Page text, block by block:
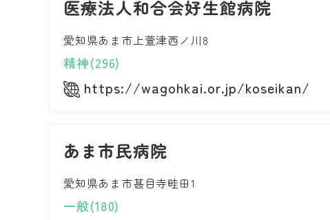
医療法人和合会好生館病院
愛知県あま市上萱津西ノ川8
精神(296)
https://wagohkai.or.jp/koseikan/
あま市民病院
愛知県あま市甚目寺畦田1
一般(180)